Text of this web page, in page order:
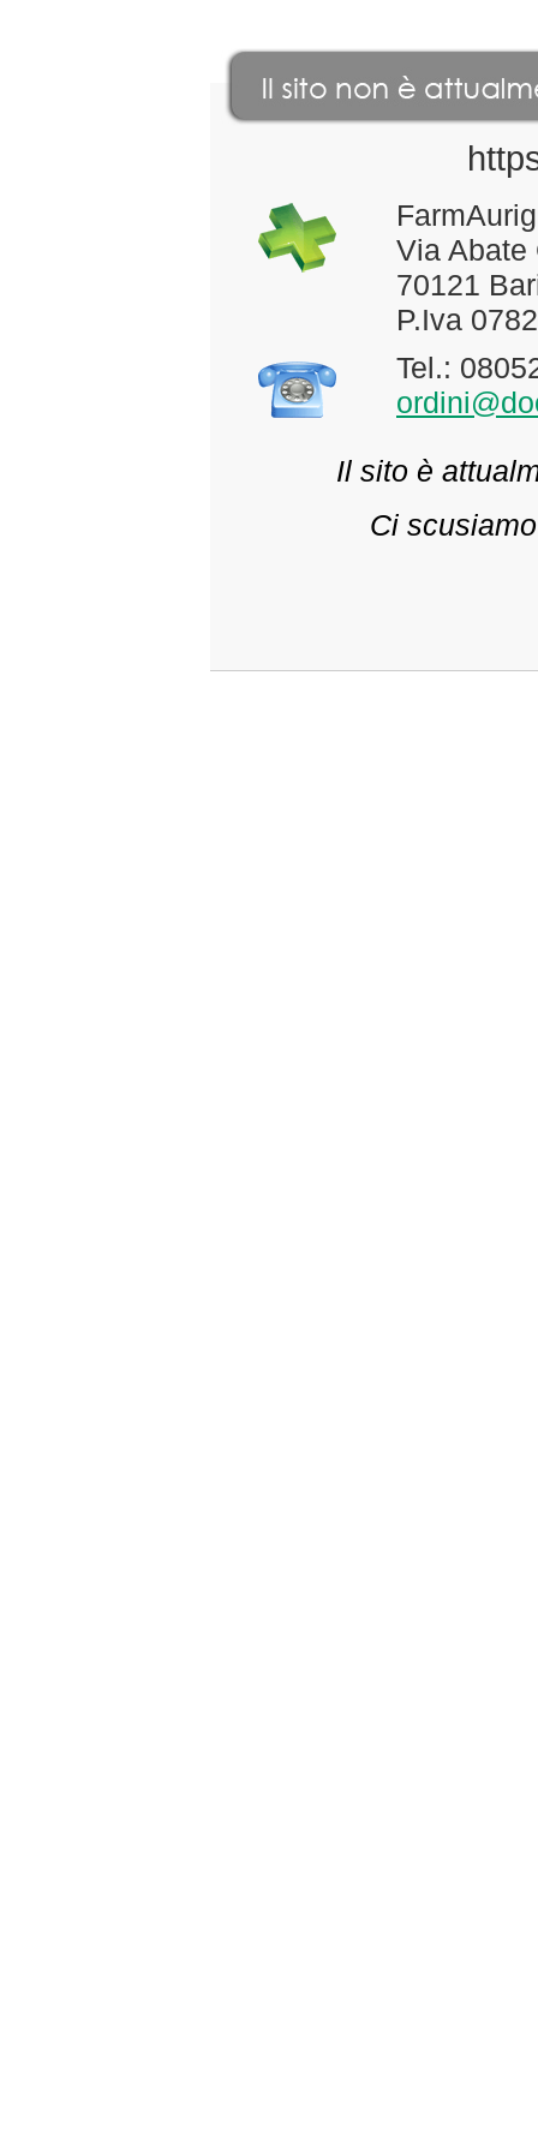
Via Abate
70121
P.Iva
Tel.:
Il sito è
Ci